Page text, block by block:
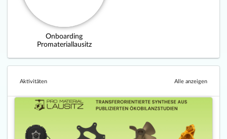
Onboarding
Promateriallausitz
Aktivitäten Alle anzeigen